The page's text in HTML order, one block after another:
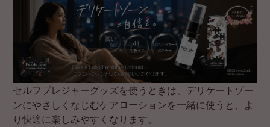
セルフプレジャーグッズを使うときは、デリケートゾー
ンにやさしくなじむケアローションを一緒に使うと、よ
り快適に楽しみやすくなります。